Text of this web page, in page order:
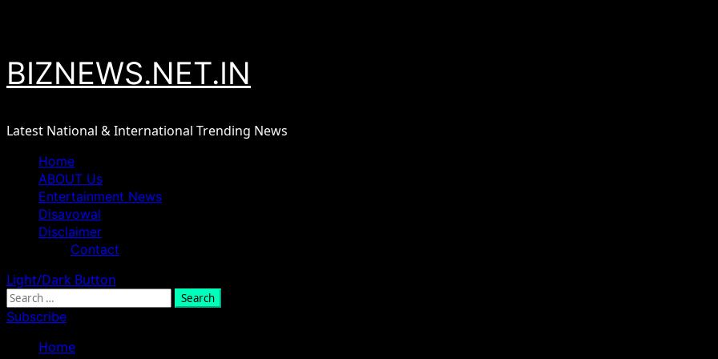
BIZNEWS.NET.IN
Latest National & International Trending News
Primary
Menu
Home
ABOUT Us
Entertainment News
Disavowal
Disclaimer
Contact
Light/Dark Button
Search
for:
Subscribe
Home